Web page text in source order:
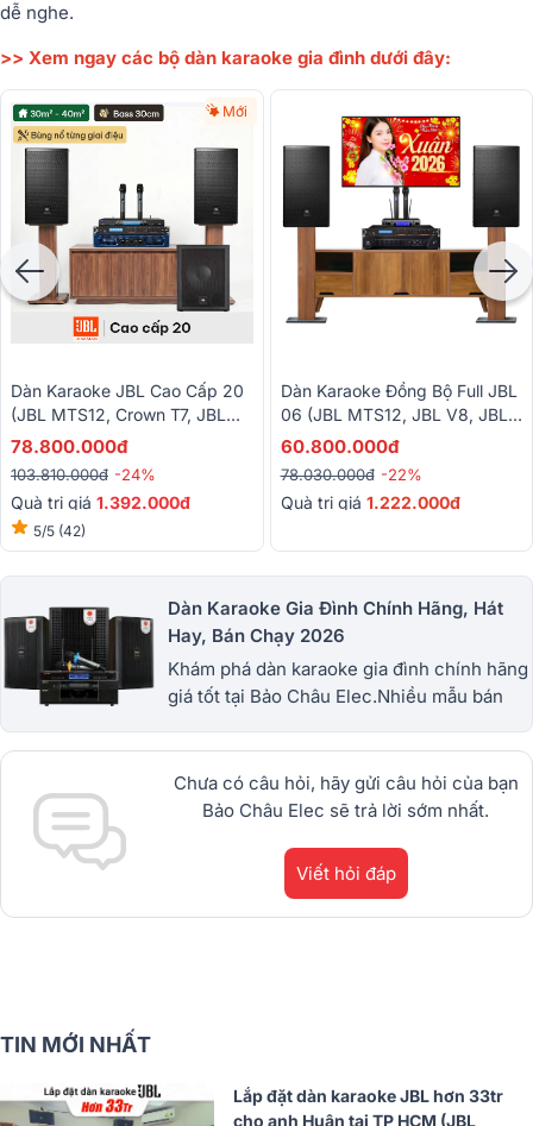
dễ nghe.
>> Xem ngay các bộ dàn karaoke gia đình dưới đây:
Mới
Dàn Karaoke JBL Cao Cấp 20
(JBL MTS12, Crown T7, JBL
VX9, JBL IRX115S, Baiervires
78.800.000đ
103.810.000đ -24%
Quà trị giá 1.392.000đ
5/5 (42)
Dàn Karaoke Đồng Bộ Full JBL
06 (JBL MTS12, JBL V8, JBL
VX9, JBL VM300)
60.800.000đ
78.030.000đ -22%
Quà trị giá 1.222.000đ
Dàn Karaoke Gia Đình Chính Hãng, Hát
Hay, Bán Chạy 2026
Khám phá dàn karaoke gia đình chính hãng
giá tốt tại Bảo Châu Elec.Nhiều mẫu bán
dBTechnologies, Philips Cao
Cấp.1900.0255
Chưa có câu hỏi, hãy gửi câu hỏi của bạn
Bảo Châu Elec sẽ trả lời sớm nhất.
Viết hỏi đáp
TIN MỚI NHẤT
Lắp đặt dàn karaoke JBL hơn 33tr
cho anh Huân tại TP HCM (JBL